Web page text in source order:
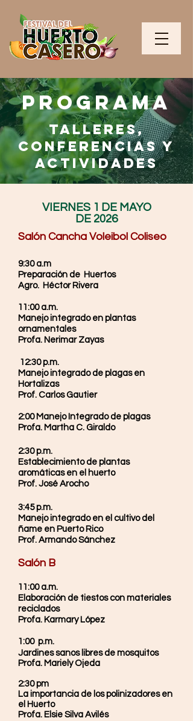
PROGRAMA
Talleres,
Conferencias Y
ACTIVIDADES
VIERNES 1 DE MAYO
DE 2026
Salón Cancha Voleibol Coliseo
9:30 a.m
Preparación de Huertos
Agro. Héctor Rivera
11:00 a.m.
Manejo integrado en plantas
ornamentales
Profa. Nerimar Zayas
12:30 p.m.
Manejo integrado de plagas en
Hortalizas
Prof. Carlos Gautier
​2:00 Manejo Integrado de plagas
Profa. Martha C. Giraldo
2:30 p.m.
Establecimiento de plantas
aromáticas en el huerto
Prof. José Arocho
3:45 p.m.
Manejo integrado en el cultivo del
ñame en Puerto Rico
Prof. Armando Sánchez
Salón B
11:00 a.m.
Elaboración de tiestos con materiales
reciclados
​Profa. Karmary López
1:00 p.m.
Jardines sanos libres de mosquitos
Profa. Mariely Ojeda
2:30 pm
La importancia de los polinizadores en
el Huerto
Profa. Elsie Silva Avilés